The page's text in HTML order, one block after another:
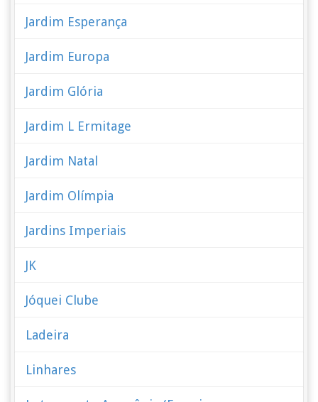
Jardim Esperança
Jardim Europa
Jardim Glória
Jardim L Ermitage
Jardim Natal
Jardim Olímpia
Jardins Imperiais
JK
Jóquei Clube
Ladeira
Linhares